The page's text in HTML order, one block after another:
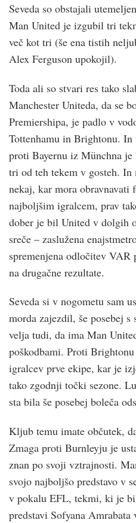
Seveda so obstajali
Man United je izgubil tri
več kot tri (še ena tistih
Alex Ferguson upokojil).
Toda ali so stvari res tako
Manchester Uniteda, da se
Premiershipa, je padlo v
Tottenhamu in Brightonu.
proti Bayernu iz Münchna
tri od teh tekem v gosteh. In
nekaj, kar mora obravnavati
najboljšim igralcem, prav
dober je bil United v dolgih
sreče – zaslužena
spremenjena odločitev
na drugačne rezultate.
Seveda si v nogometu sam
morda zajezdil, še posebej
velja tudi, da ima Man
poškodbami. Proti
igralcev prve ekipe, kar je
tako zgodnji točki sezone.
sta bila še posebej boleča
Kljub temu imate občutek,
Zmaga proti Burnleyju je
znan po svoji vztrajnosti.
svojo najboljšo predstavo v
v pokalu EFL, tekmi, ki je
predstavi Sofyana